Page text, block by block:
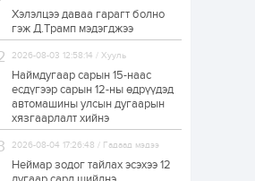
ЗГ: Автобензин,
дизель түлшний
онцгой албан
татварыг тэглэлээ
1 өдөр 2
З.Мэндсайхан:
Хүнсний нөөцийг
бэлтгэх агуулах,
зоорь бэлтгэх ААН-
үүдэд хөнгөлөлттэй
зээл олгоно
Хэлэлцээ даваа гарагт болно
гэж Д.Трамп мэдэгджээ
2026-08-03 12:58:14 / Хууль
Наймдугаар сарын 15-наас
есдүгээр сарын 12-ны өдрүүдэд
автомашины улсын дугаарын
хязгаарлалт хийнэ
2026-08-04 17:26:48 / Гадаад мэдээ
Неймар зодог тайлах эсэхээ 12